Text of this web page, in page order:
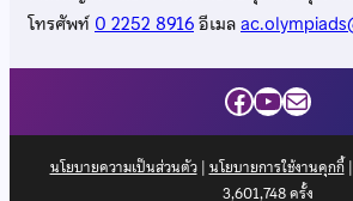
โทรศัพท์0 2252 8916อีเมล
Facebook
YouTube
Mail
นโยบายความเป็นส่วนตัว| นโยบายการใช้งานคุกกี้|
3,601,748ครั้ง